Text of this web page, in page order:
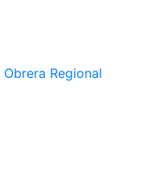
Obrera Regional